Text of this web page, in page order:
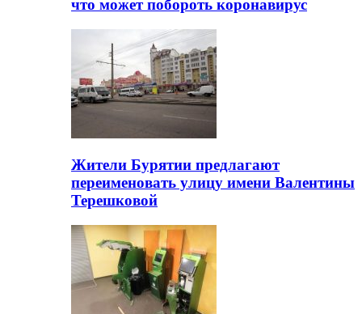
что может побороть коронавирус
Жители Бурятии предлагают
переименовать улицу имени Валентины
Терешковой